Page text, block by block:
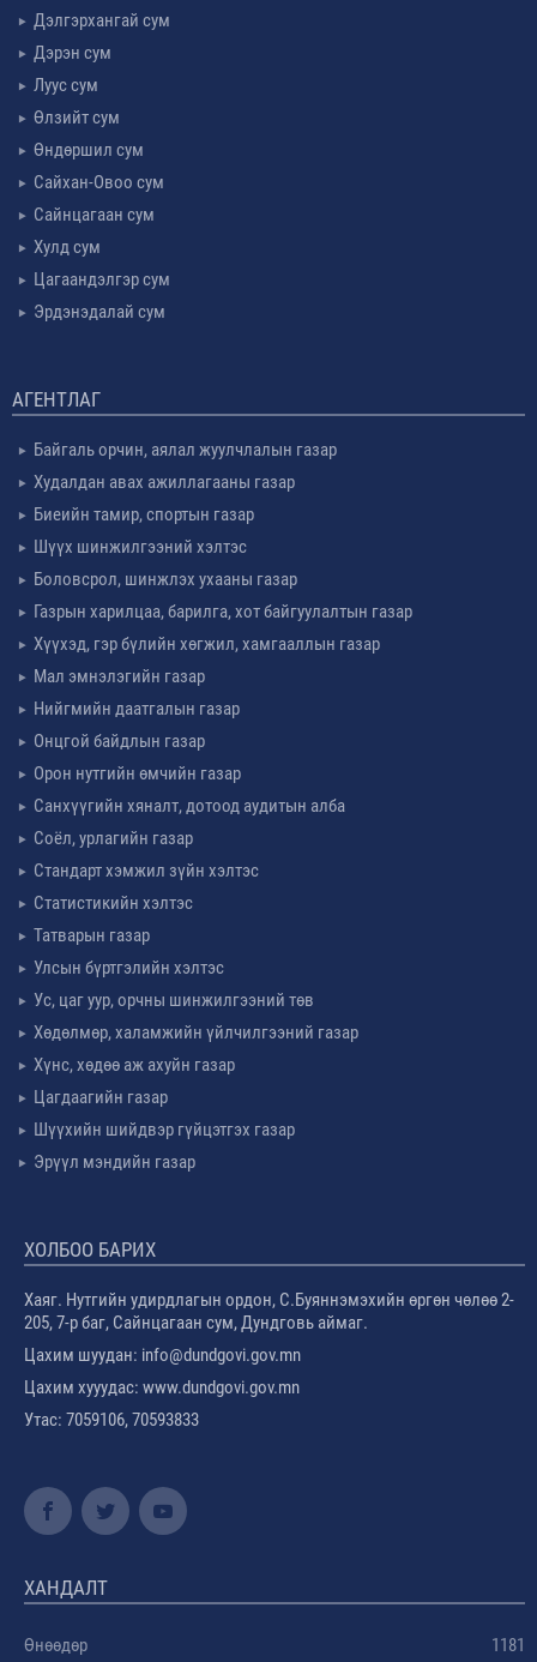
Дэлгэрхангай сум
Дэрэн сум
Луус сум
Өлзийт сум
Өндөршил сум
Сайхан-Овоо сум
Сайнцагаан сум
Хулд сум
Цагаандэлгэр сум
Эрдэнэдалай сум
АГЕНТЛАГ
Байгаль орчин, аялал жуулчлалын газар
Худалдан авах ажиллагааны газар
Биеийн тамир, спортын газар
Шүүх шинжилгээний хэлтэс
Боловсрол, шинжлэх ухааны газар
Газрын харилцаа, барилга, хот байгуулалтын газар
Хүүхэд, гэр бүлийн хөгжил, хамгааллын газар
Мал эмнэлэгийн газар
Нийгмийн даатгалын газар
Онцгой байдлын газар
Орон нутгийн өмчийн газар
Санхүүгийн хяналт, дотоод аудитын алба
Соёл, урлагийн газар
Стандарт хэмжил зүйн хэлтэс
Статистикийн хэлтэс
Татварын газар
Улсын бүртгэлийн хэлтэс
Ус, цаг уур, орчны шинжилгээний төв
Хөдөлмөр, халамжийн үйлчилгээний газар
Хүнс, хөдөө аж ахуйн газар
Цагдаагийн газар
Шүүхийн шийдвэр гүйцэтгэх газар
Эрүүл мэндийн газар
ХОЛБОО БАРИХ
Хаяг. Нутгийн удирдлагын ордон, С.Буяннэмэхийн өргөн чөлөө 2-
205, 7-р баг, Сайнцагаан сум, Дундговь аймаг.
Цахим шуудан: info@dundgovi.gov.mn
Цахим хууудас: www.dundgovi.gov.mn
Утас: 7059106, 70593833
ХАНДАЛТ
Өнөөдөр 1181